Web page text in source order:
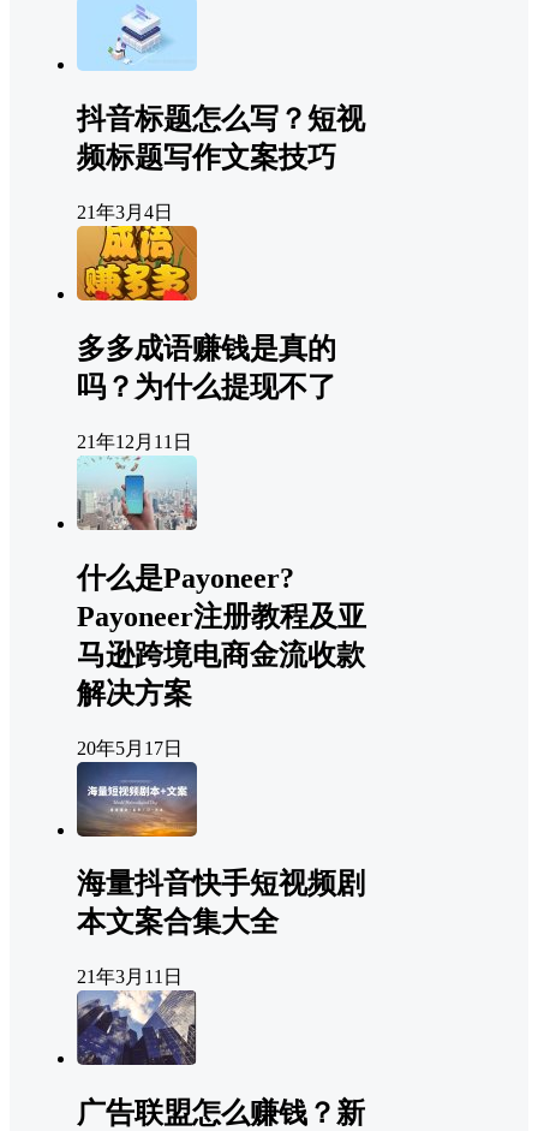
抖音标题怎么写？短视
频标题写作文案技巧
21年3月4日
多多成语赚钱是真的
吗？为什么提现不了
21年12月11日
什么是Payoneer?
Payoneer注册教程及亚
马逊跨境电商金流收款
解决方案
20年5月17日
海量抖音快手短视频剧
本文案合集大全
21年3月11日
广告联盟怎么赚钱？新